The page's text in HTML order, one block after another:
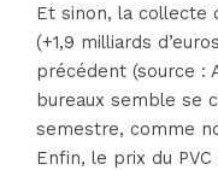
Et sinon, la collecte
(+1,9 milliards
précédent (source :
bureaux semble se
semestre, comme
Enfin, le prix du